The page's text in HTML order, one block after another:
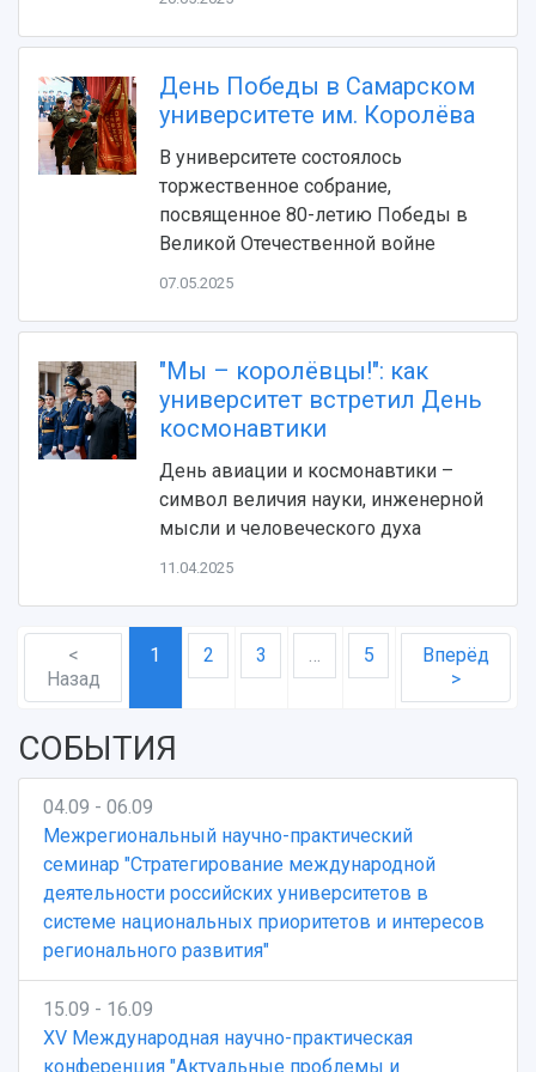
Кампус
3D-тур по университету
Музеи
Учебный аэродром
Центр истории авиационных двигателей
Ботанический сад
Умный дом бабочек
Международный межвузовский кампус
Сведения об образовательной организации
Официальные документы
Противодействие COVID-19
Патенты
Публикации и издания
Отчеты о проведенных конференциях
День Победы в Самарском
университете им. Королёва
В университете состоялось
торжественное собрание,
посвященное 80-летию Победы в
Великой Отечественной войне
07.05.2025
"Мы – королёвцы!": как
университет встретил День
космонавтики
День авиации и космонавтики –
символ величия науки, инженерной
мысли и человеческого духа
11.04.2025
<
Назад
1 2 3 … 5
Вперёд
>
СОБЫТИЯ
04.09 - 06.09
Межрегиональный научно-практический
семинар "Стратегирование международной
деятельности российских университетов в
системе национальных приоритетов и интересов
регионального развития"
15.09 - 16.09
XV Международная научно-практическая
конференция "Актуальные проблемы и